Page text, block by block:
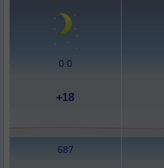
0.0
+18
687